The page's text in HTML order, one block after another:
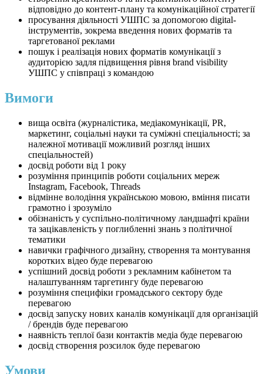
відповідно до контент-плану та комунікаційної стратегії
просування діяльності УШПС за допомогою digital-
інструментів, зокрема введення нових форматів та
таргетованої реклами
пошук і реалізація нових форматів комунікації з
аудиторією задля підвищення рівня brand visibility
УШПС у співпраці з командою
Вимоги
вища освіта (журналістика, медіакомунікації, PR,
маркетинг, соціальні науки та суміжні спеціальності; за
належної мотивації можливий розгляд інших
спеціальностей)
досвід роботи від 1 року
розуміння принципів роботи соціальних мереж
Instagram, Facebook, Threads
відмінне володіння українською мовою, вміння писати
грамотно і зрозуміло
обізнаність у суспільно-політичному ландшафті країни
та зацікавленість у поглибленні знань з політичної
тематики
навички графічного дизайну, створення та монтування
коротких відео буде перевагою
успішний досвід роботи з рекламним кабінетом та
налаштуванням таргетингу буде перевагою
розуміння специфіки громадського сектору буде
перевагою
досвід запуску нових каналів комунікації для організацій
/ брендів буде перевагою
наявність теплої бази контактів медіа буде перевагою
досвід створення розсилок буде перевагою
Умови